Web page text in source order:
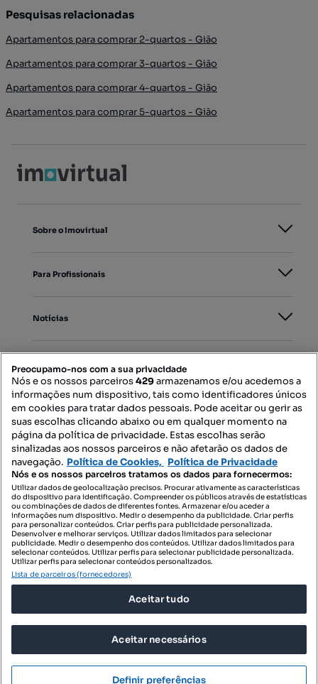
Pesquisas relacionadas
Apartamentos para comprar 2-quartos - Gião
Apartamentos para comprar 3-quartos - Gião
Apartamentos para comprar 4-quartos - Gião
Apartamentos para comprar 5-quartos - Gião
Sobre o Imovirtual
Para Profissionais
Notícias
Mapa do Site
Contacte-nos
SIGA-NOS:
DESCARREGAR NA:
© 2026 Imovirtual.com, OLX Portugal, S.A.
TERMOS DE UTILIZAÇÃO
POLÍTICA DE PRIVACIDADE
Preocupamo-nos com a sua privacidade
Nós e os nossos parceiros429armazenamos e/ou acedemos a
informações num dispositivo, tais como identificadores únicos
em cookies para tratar dados pessoais. Pode aceitar ou gerir as
suas escolhas clicando abaixo ou em qualquer momento na
página da política de privacidade. Estas escolhas serão
sinalizadas aos nossos parceiros e não afetarão os dados de
navegação. Política de Cookies, Política de Privacidade
Nós e os nossos parceiros tratamos os dados para fornecermos:
Utilizar dados de geolocalização precisos. Procurar ativamente as características
do dispositivo para identificação. Compreender os públicos através de estatísticas
ou combinações de dados de diferentes fontes. Armazenar e/ou aceder a
informações num dispositivo. Medir o desempenho da publicidade. Criar perfis
para personalizar conteúdos. Criar perfis para publicidade personalizada.
Desenvolver e melhorar serviços. Utilizar dados limitados para selecionar
publicidade. Medir o desempenho dos conteúdos. Utilizar dados limitados para
selecionar conteúdos. Utilizar perfis para selecionar publicidade personalizada.
Utilizar perfis para selecionar conteúdos personalizados.
Lista de parceiros (fornecedores)
Aceitar tudo
Aceitar necessários
Definir preferências